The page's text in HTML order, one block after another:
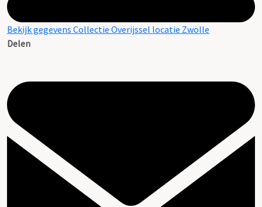
Bekijk gegevens Collectie Overijssel locatie Zwolle
Delen